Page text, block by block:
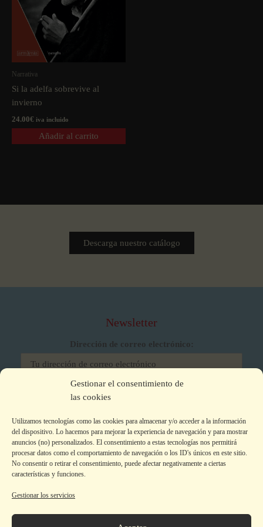
Gestionar el consentimiento de
las cookies
Utilizamos tecnologías como las cookies para almacenar y/o acceder a la información
del dispositivo. Lo hacemos para mejorar la experiencia de navegación y para mostrar
anuncios (no) personalizados. El consentimiento a estas tecnologías nos permitirá
procesar datos como el comportamiento de navegación o los ID's únicos en este sitio.
No consentir o retirar el consentimiento, puede afectar negativamente a ciertas
características y funciones.
Gestionar los servicios
Narrativa
Si la adelfa sobrevive al
invierno
24.00€ iva incluido
Añadir al carrito
Descarga nuestro catálogo
Newsletter
Dirección de correo electrónico:
He leído y acepto los términos y condiciones
Colecciones